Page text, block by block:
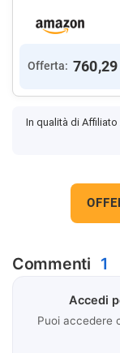
Offerta: 760,29
In qualità di
Commenti 1
Accedi
Puoi accedere